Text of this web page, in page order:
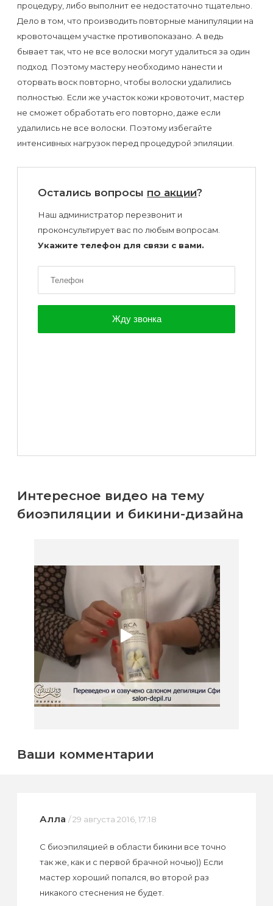
процедуру, либо выполнит ее недостаточно тщательно.
Дело в том, что производить повторные манипуляции на
кровоточащем участке противопоказано. А ведь
бывает так, что не все волоски могут удалиться за один
подход. Поэтому мастеру необходимо нанести и
оторвать воск повторно, чтобы волоски удалились
полностью. Если же участок кожи кровоточит, мастер
не сможет обработать его повторно, даже если
удалились не все волоски. Поэтому избегайте
интенсивных нагрузок перед процедурой эпиляции.
Остались вопросы по акции?
Наш администратор перезвонит и
проконсультирует вас по любым вопросам.
Укажите телефон для связи с вами.
Интересное видео на тему
биоэпиляции и бикини-дизайна
Ваши комментарии
Алла / 29 августа 2016, 17:18
С биоэпиляцией в области бикини все точно
так же, как и с первой брачной ночью)) Если
мастер хороший попался, во второй раз
никакого стеснения не будет.